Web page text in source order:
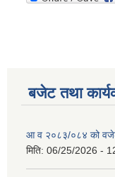
बजेट तथा
आ व २०८३/०८४ को वजेट
मिति: 06/25/2026 -